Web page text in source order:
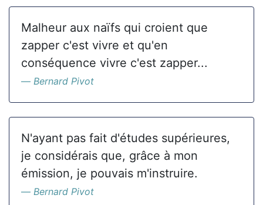
Malheur aux naïfs qui croient que
zapper c'est vivre et qu'en
conséquence vivre c'est zapper...
Bernard Pivot
N'ayant pas fait d'études supérieures,
je considérais que, grâce à mon
émission, je pouvais m'instruire.
Bernard Pivot